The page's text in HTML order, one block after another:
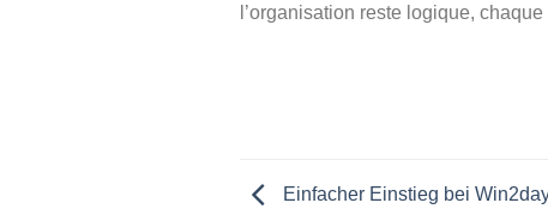
l’organisation reste logique,
Einfacher Einstieg bei